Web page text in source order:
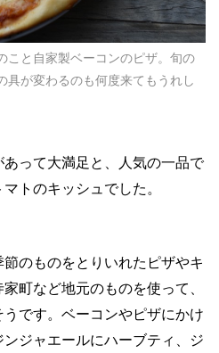
こと自家製ベーコンのピザ。旬の
具が変わるのも何度来てもうれし
って大満足と、人気の一品で
トのキッシュでした。
のものをとりいれたピザやキ
町など地元のものを使って、
です。ベーコンやピザにかけ
ジャエールにハーブティ、ジ